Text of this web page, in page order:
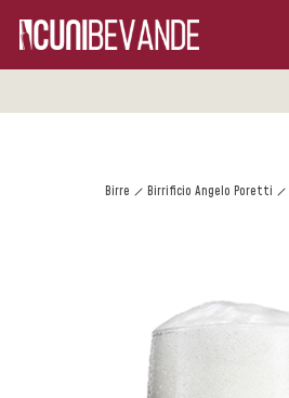
Birre Birrificio Angelo Poretti